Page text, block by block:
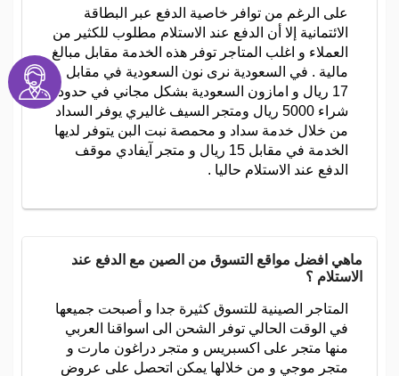
على الرغم من توافر خاصية الدفع عبر البطاقة
الائتمانية إلا أن الدفع عند الاستلام مطلوب للكثير من
العملاء و اغلب المتاجر توفر هذه الخدمة مقابل مبالغ
مالية . في السعودية نرى نون السعودية في مقابل
17 ريال و امازون السعودية بشكل مجاني في حدود
شراء 5000 ريال ومتجر السيف غاليري يوفر السداد
من خلال خدمة سداد و محمصة نبت البن يتوفر لديها
الخدمة في مقابل 15 ريال و متجر آيفادي موقف
الدفع عند الاستلام حاليا .
ماهي افضل مواقع التسوق من الصين مع الدفع عند
الاستلام ؟
المتاجر الصينية للتسوق كثيرة جدا و أصبحت جميعها
في الوقت الحالي توفر الشحن الى اسواقنا العربي
منها متجر على اكسبريس و متجر دراغون مارت و
متجر موجي و من خلالها يمكن اتحصل على عروض